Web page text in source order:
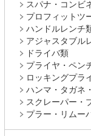
スパナ・コンビ
プロフィットツ
ハンドルレンチ
アジャスタブル
ドライバ類
プライヤ・ペン
ロッキングプラ
ハンマ・タガネ
スクレーパー・
プラー・リムー